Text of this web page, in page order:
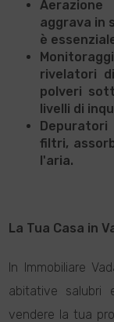
aggrava in
è
rivelatori
polveri
livelli di
filtri,
l'aria.
La Tua Casa in
In Immobiliare
abitative
vendere la tua